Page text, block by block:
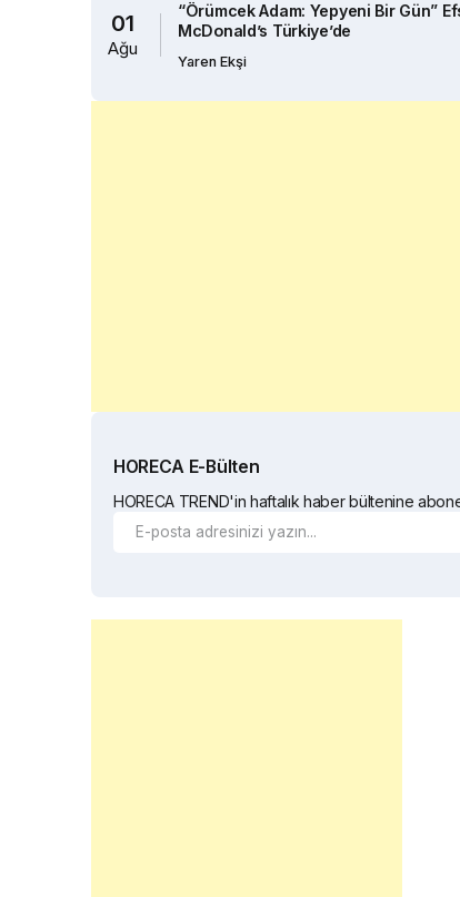
01
Ağu
“Örümcek Adam: Yepyeni Bir Gün”
McDonald’s Türkiye’de
Yaren Ekşi
HORECA E-Bülten
HORECA TREND'in haftalık haber bültenine